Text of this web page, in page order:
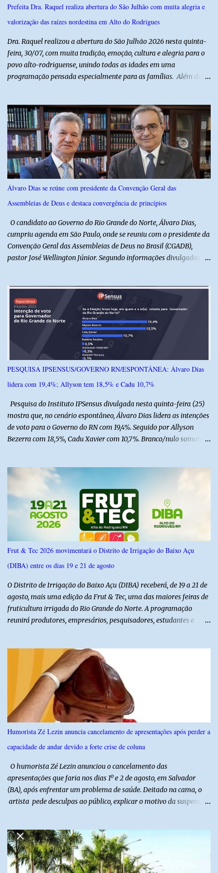
Polícia Militar, a criança é filha de um policial militar. PM reforça
alerta sobre álcool e direção Em nota, a Polícia Militar manifestou
Prefeita Dra. Raquel realiza abertura do São Julhão com muita alegria e
valorização das raízes nordestina em Alto do Rodrigues
Dra. Raquel realizou a abertura do São Julhão 2026 nesta quinta-
feira, 30/07, com muita tradição, emoção, cultura e alegria para o
povo alto-rodriguense, unindo todas as idades em uma
programação pensada especialmente para as famílias. Além de
mostrando o cuidado com o desenvolvimento do alto-rodriguense.
A primeira noite foi marcada por apresentações que
emocionaram o público, contando com as quadrilhas das escolas
municipais Félix Antônio e Walfredo Gurgel, o ritmo contagiante
dos Cangaceiros do Nordeste, a alegria do grupo da Melhor Idade
e o belíssimo espetáculo "Mulheres do Cangaço: o Fiar da
Resistência", do Alto em Cena. Para fechar a noite com muitas
gargalhadas e descontração, o humorista Titela do Ceará garantiu
a alegria de todos. E o melhor de tudo é que a festa continua com
mais dois dias de muita animação, reafirmando o sucesso ...
Álvaro Dias se reúne com presidente da Convenção Geral das
Assembleias de Deus e destaca convergência de princípios
O candidato ao Governo do Rio Grande do Norte, Álvaro Dias,
cumpriu agenda em São Paulo, onde se reuniu com o presidente da
Convenção Geral das Assembleias de Deus no Brasil (CGADB),
pastor José Wellington Júnior. Segundo informações divulgadas
político nacional e estadual. De acordo com a campanha de Álvaro
Dias, o pastor José Wellington Júnior manifestou apoio à
candidatura e ressaltou a importância da participação dos cristãos
no processo democrático, defendendo a valorização de princípios
como a defesa da família, o combate à corrupção, o
enfrentamento às drogas e a proteção da vida. Ainda segundo a
campanha, o líder religioso afirmou que levará sua orientação às
lideranças da Assembleia de Deus no Rio Grande do Norte. A
Assembleia de Deus possui uma das maiores estruturas religiosas
PESQUISA IPSENSUS/GOVERNO RN/ESPONTÂNEA: Álvaro Dias
lidera com 19,4%; Allyson tem 18,5% e Cadu 10,7%
Pesquisa do Instituto IPSensus divulgada nesta quinta-feira (25)
mostra que, no cenário espontâneo, Álvaro Dias lidera as intenções
de voto para o Governo do RN com 19,4%. Seguido por Allyson
Bezerra com 18,5%, Cadu Xavier com 10,7%. Branco/nulo somaram
do Norte entre os dias 18 e 22 de junho de 2026. O levantamento
possui margem de erro de 2,5 pontos percentuais e nível de
confiança de 95%. Registro no TSE: RN-09520/2026
Frut & Tec 2026 movimentará o Distrito de Irrigação do Baixo Açu
(DIBA) entre os dias 19 e 21 de agosto
O Distrito de Irrigação do Baixo Açu (DIBA) receberá, de 19 a 21 de
agosto, mais uma edição da Frut & Tec, uma das maiores feiras de
fruticultura irrigada do Rio Grande do Norte. A programação
reunirá produtores, empresários, pesquisadores, estudantes e
instituições e tecnologias voltadas ao setor. Além das atividades
técnicas, a feira contará com programação cultural. No dia 20 de
agosto, o público poderá prestigiar o show de humor com Mução,
seguido de apresentação musical de Vê Barreto. A Frut & Tec
reforça a importância do Distrito de Irrigação do Baixo Açu como
referência na fruticultura irrigada, promovendo conhecimento,
inovação e oportunidades para o desenvolvimento do agronegócio
potiguar. @associacaodiba
Humorista Zé Lezin anuncia cancelamento de apresentações após perder a
capacidade de andar devido a forte crise de coluna
O humorista Zé Lezin anunciou o cancelamento das
apresentações que faria nos dias 1º e 2 de agosto, em Salvador
(BA), após enfrentar um problema de saúde. Deitado na cama, o
artista pede desculpas ao público, explicar o motivo da suspensão
impossível viajar e subir ao palco. O comediante contou que
precisou ser levado a um hospital depois de perder a capacidade
de andar normalmente. “Eu não estou conseguindo nem me